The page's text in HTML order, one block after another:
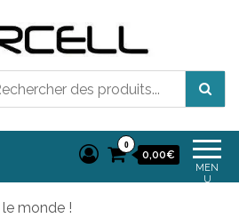
panneau
|
Solarcell
Solaire |
MEN
U
0
0,00€
monde !